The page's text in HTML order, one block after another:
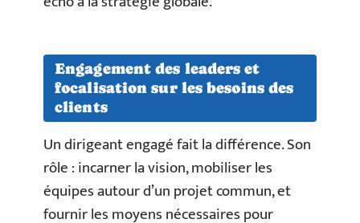
Engagement des leaders et
focalisation sur les besoins des
clients
Un dirigeant engagé fait la différence. Son
rôle : incarner la vision, mobiliser les
équipes autour d’un projet commun, et
fournir les moyens nécessaires pour